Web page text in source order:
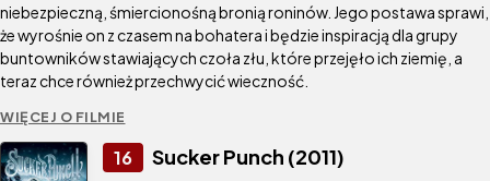
niebezpieczną, śmiercionośną bronią roninów. Jego postawa sprawi,
że wyrośnie on z czasem na bohatera i będzie inspiracją dla grupy
buntowników stawiających czoła złu, które przejęło ich ziemię, a
teraz chce również przechwycić wieczność.
WIĘCEJ O FILMIE
16 Sucker Punch (2011)